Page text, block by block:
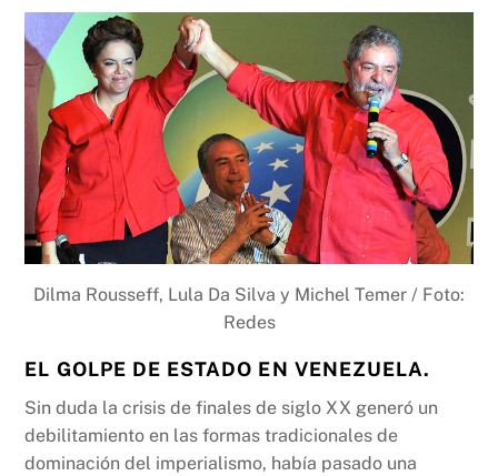
Dilma Rousseff, Lula Da Silva y Michel Temer / Foto:
Redes
EL GOLPE DE ESTADO EN VENEZUELA.
Sin duda la crisis de finales de siglo XX generó un
debilitamiento en las formas tradicionales de
dominación del imperialismo, había pasado una